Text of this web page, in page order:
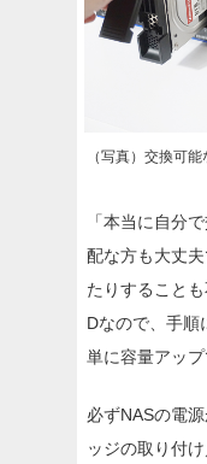
（写真）交換可
「本当に自分
配な方も大丈
たりすること
Dなので、手順
単に容量アップ
必ずNASの電
ッジの取り付